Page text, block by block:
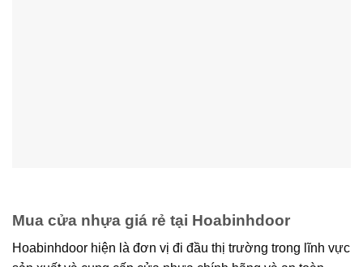
Mua cửa nhựa giá rẻ tại Hoabinhdoor
Hoabinhdoor hiện là đơn vị đi đầu thị trường trong lĩnh vực